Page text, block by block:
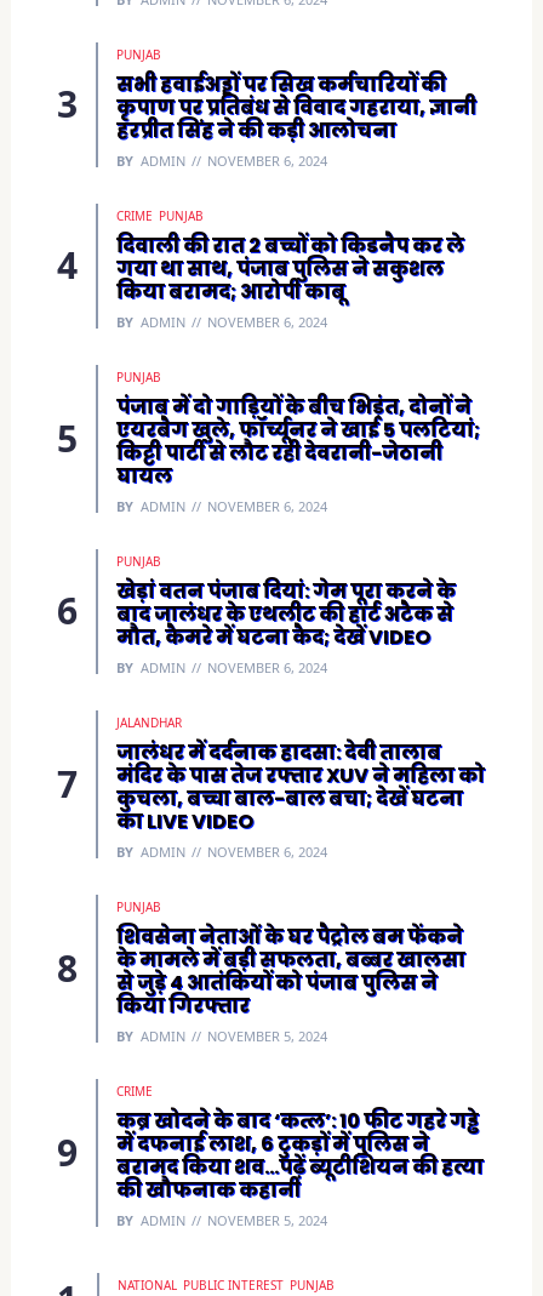
PUNJAB
सभी हवाईअड्डों पर सिख कर्मचारियों की
कृपाण पर प्रतिबंध से विवाद गहराया, ज्ञानी
हरप्रीत सिंह ने की कड़ी आलोचना
BY ADMIN NOVEMBER 6, 2024
CRIME PUNJAB
दिवाली की रात 2 बच्चों को किडनैप कर ले
गया था साथ, पंजाब पुलिस ने सकुशल
किया बरामद; आरोपी काबू
BY ADMIN NOVEMBER 6, 2024
PUNJAB
पंजाब में दो गाड़ियों के बीच भिड़ंत, दोनों ने
एयरबैग खुले, फॉर्च्यूनर ने खाई 5 पलटियां;
किट्टी पार्टी से लौट रही देवरानी-जेठानी
घायल
BY ADMIN NOVEMBER 6, 2024
PUNJAB
खेड़ां वतन पंजाब दियां: गेम पूरा करने के
बाद जालंधर के एथलीट की हार्ट अटैक से
मौत, कैमरे में घटना कैद; देखें VIDEO
BY ADMIN NOVEMBER 6, 2024
JALANDHAR
जालंधर में दर्दनाक हादसा: देवी तालाब
मंदिर के पास तेज रफ्तार XUV ने महिला को
कुचला, बच्चा बाल-बाल बचा; देखें घटना
का LIVE VIDEO
BY ADMIN NOVEMBER 6, 2024
PUNJAB
शिवसेना नेताओं के घर पैट्रोल बम फेंकने
के मामले में बड़ी सफलता, बब्बर खालसा
से जुड़े 4 आतंकियों को पंजाब पुलिस ने
किया गिरफ्तार
BY ADMIN NOVEMBER 5, 2024
CRIME
कब्र खोदने के बाद ‘कत्ल’: 10 फीट गहरे गड्ढे
में दफनाई लाश, 6 टुकड़ों में पुलिस ने
बरामद किया शव…पढ़ें ब्यूटीशियन की हत्या
की खौफनाक कहानी
BY ADMIN NOVEMBER 5, 2024
NATIONAL PUBLIC INTEREST PUNJAB